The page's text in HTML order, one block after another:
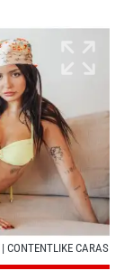
| CONTENTLIKE CARAS